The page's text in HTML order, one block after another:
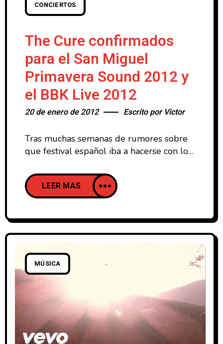
CONCIERTOS
The Cure confirmados
para el San Miguel
Primavera Sound 2012 y
el BBK Live 2012
20 de enero de 2012 Escrito por Victor
Tras muchas semanas de rumores sobre
que festival español iba a hacerse con los
Primavera Sound 2012 ha confirmado vía
facebook que el festival barcelonés es el
agraciado con una de las actuaciones.Justo
2012 también confirmaba a los de
Crawley en su cartel, con lo cual
tendremos
LEER MAS
MÚSICA